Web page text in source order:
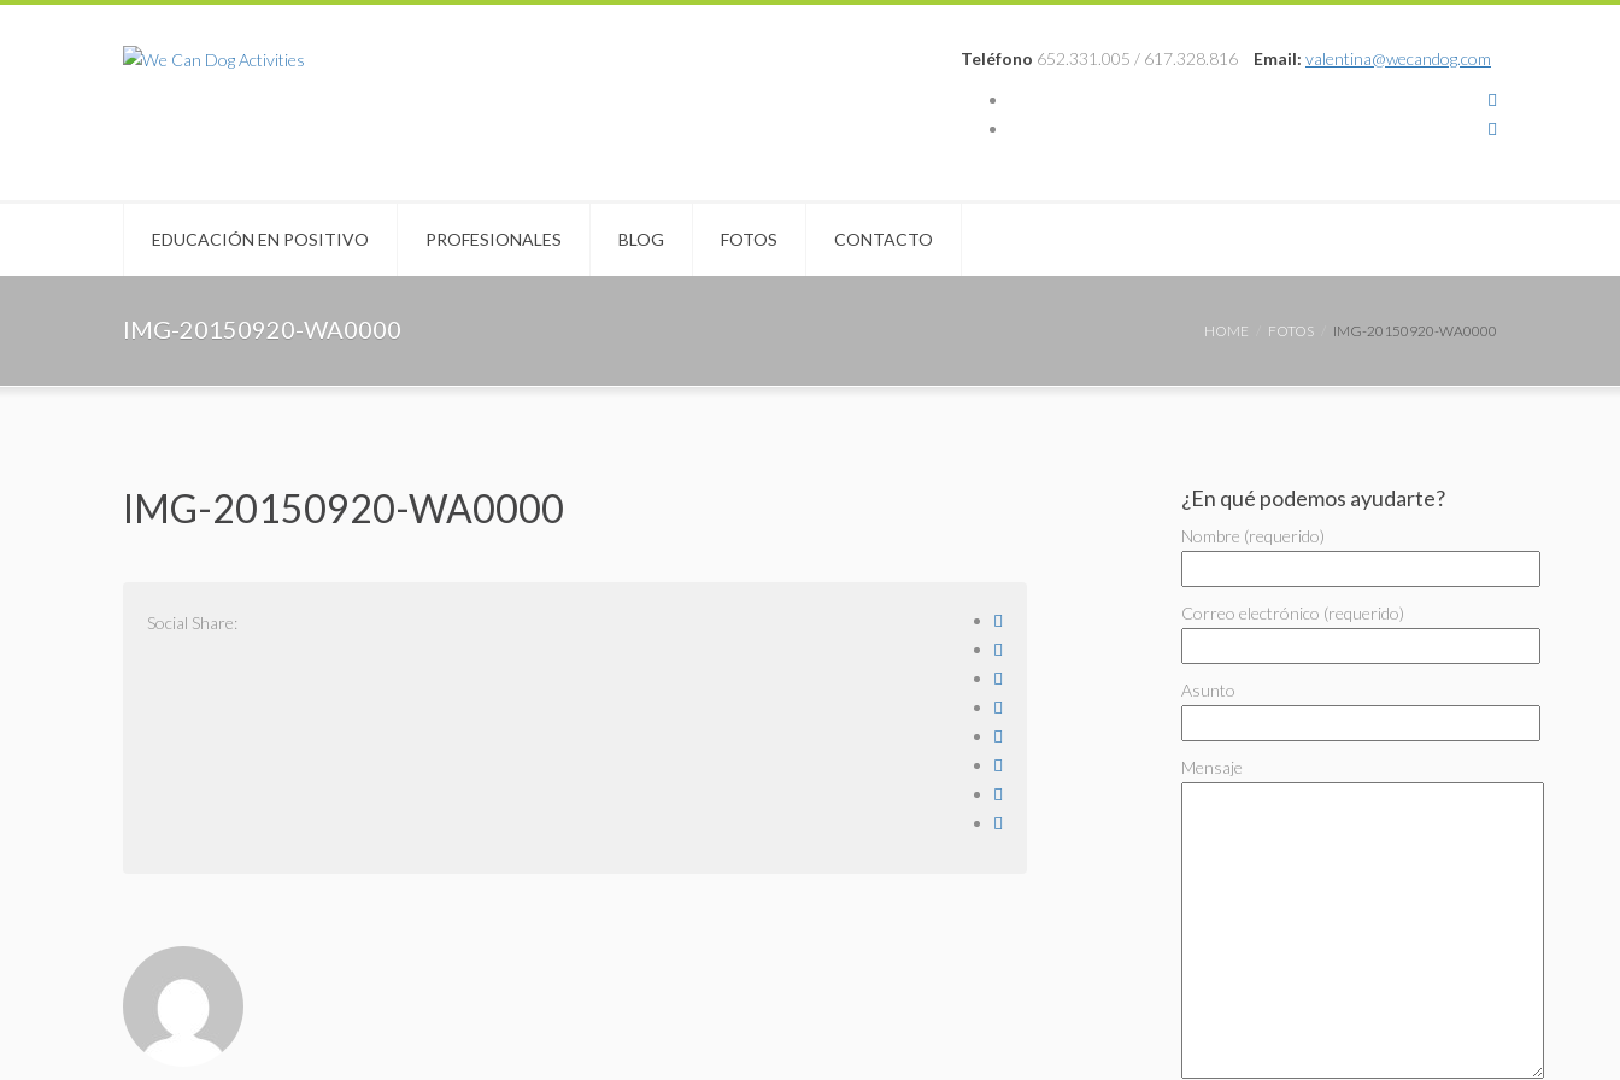
Teléfono 652.331.005 / 617.328.816 Email: valentina@wecandog.com
EDUCACIÓN EN POSITIVO PROFESIONALES BLOG FOTOS CONTACTO
IMG-20150920-WA0000 HOME FOTOS IMG-20150920-WA0000
IMG-20150920-WA0000
Social Share:
¿En qué podemos ayudarte?
Nombre (requerido)
Correo electrónico (requerido)
Asunto
Mensaje